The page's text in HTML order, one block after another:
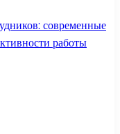
современные
работы